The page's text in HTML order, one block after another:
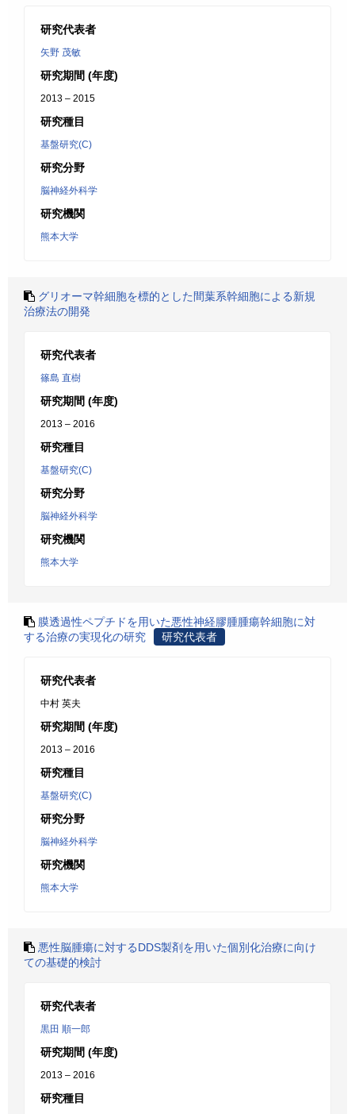
研究代表者
矢野 茂敏
研究期間 (年度)
2013 – 2015
研究種目
基盤研究(C)
研究分野
脳神経外科学
研究機関
熊本大学
グリオーマ幹細胞を標的とした間葉系幹細胞による新規
治療法の開発
研究代表者
篠島 直樹
研究期間 (年度)
2013 – 2016
研究種目
基盤研究(C)
研究分野
脳神経外科学
研究機関
熊本大学
膜透過性ペプチドを用いた悪性神経膠腫腫瘍幹細胞に対
する治療の実現化の研究
研究代表者
研究代表者
中村 英夫
研究期間 (年度)
2013 – 2016
研究種目
基盤研究(C)
研究分野
脳神経外科学
研究機関
熊本大学
悪性脳腫瘍に対するDDS製剤を用いた個別化治療に向け
ての基礎的検討
研究代表者
黒田 順一郎
研究期間 (年度)
2013 – 2016
研究種目